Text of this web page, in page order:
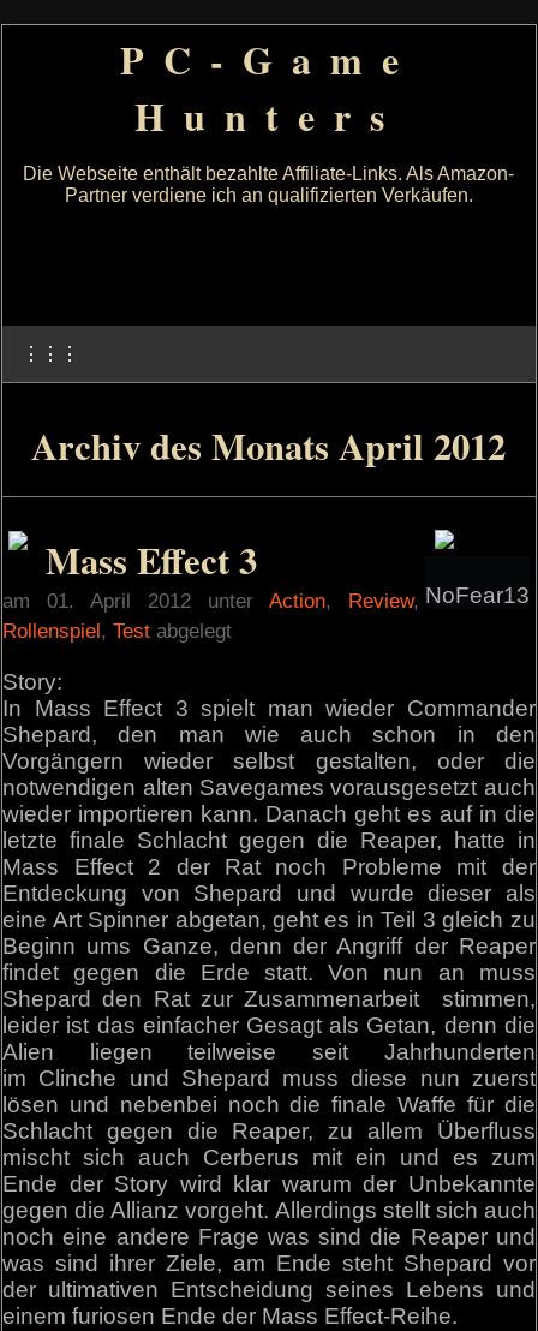
PC-Game
Hunters
Die Webseite enthält bezahlte Affiliate-Links. Als Amazon-
Partner verdiene ich an qualifizierten Verkäufen.
⋮⋮⋮
Archiv des Monats April 2012
NoFear13
Mass Effect 3
am 01. April 2012 unter Action, Review,
Rollenspiel,Test abgelegt
Story:
In Mass Effect 3 spielt man wieder Commander
Shepard, den man wie auch schon in den
Vorgängern wieder selbst gestalten, oder die
notwendigen alten Savegames vorausgesetzt auch
wieder importieren kann. Danach geht es auf in die
letzte finale Schlacht gegen die Reaper, hatte in
Mass Effect 2 der Rat noch Probleme mit der
Entdeckung von Shepard und wurde dieser als
eine Art Spinner abgetan, geht es in Teil 3 gleich zu
Beginn ums Ganze, denn der Angriff der Reaper
findet gegen die Erde statt. Von nun an muss
Shepard den Rat zur Zusammenarbeit stimmen,
leider ist das einfacher Gesagt als Getan, denn die
Alien liegen teilweise seit Jahrhunderten
im Clinche und Shepard muss diese nun zuerst
lösen und nebenbei noch die finale Waffe für die
Schlacht gegen die Reaper, zu allem Überfluss
mischt sich auch Cerberus mit ein und es zum
Ende der Story wird klar warum der Unbekannte
gegen die Allianz vorgeht. Allerdings stellt sich auch
noch eine andere Frage was sind die Reaper und
was sind ihrer Ziele, am Ende steht Shepard vor
der ultimativen Entscheidung seines Lebens und
einem furiosen Ende der Mass Effect-Reihe.